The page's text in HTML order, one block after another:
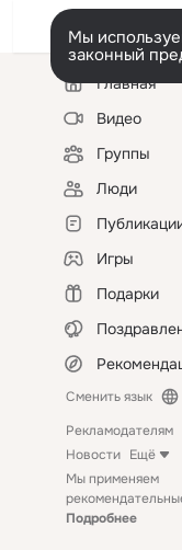
Мы
законный
Левая
колонкаГлавная
Видео
Группы
Люди
Игры
Подарки
Сменить язык
Рекламодателям
Новости Ещё
Мы применяем
Подробнее